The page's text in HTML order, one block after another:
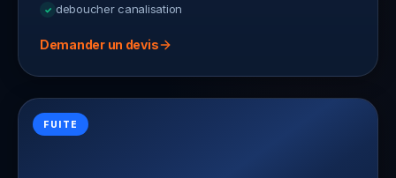
deboucher canalisation
Demander un devis
FUITE